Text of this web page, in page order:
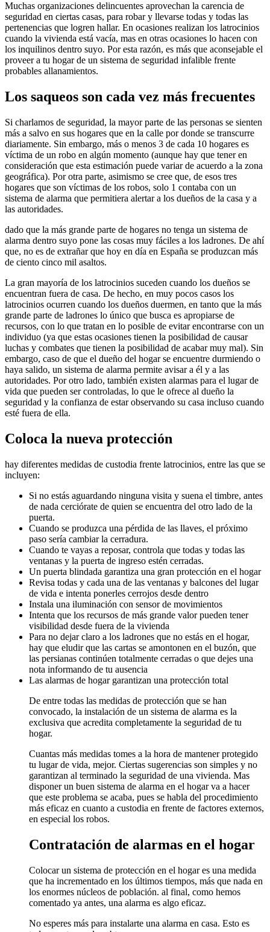
Muchas organizaciones delincuentes aprovechan la carencia de
seguridad en ciertas casas, para robar y llevarse todas y todas las
pertenencias que logren hallar. En ocasiones realizan los latrocinios
cuando la vivienda está vacía, mas en otras ocasiones lo hacen con
los inquilinos dentro suyo. Por esta razón, es más que aconsejable el
proveer a tu hogar de un sistema de seguridad infalible frente
probables allanamientos.
Los saqueos son cada vez más frecuentes
Si charlamos de seguridad, la mayor parte de las personas se sienten
más a salvo en sus hogares que en la calle por donde se transcurre
diariamente. Sin embargo, más o menos 3 de cada 10 hogares es
víctima de un robo en algún momento (aunque hay que tener en
consideración que esta estimación puede variar de acuerdo a la zona
geográfica). Por otra parte, asimismo se cree que, de esos tres
hogares que son víctimas de los robos, solo 1 contaba con un
sistema de alarma que permitiera alertar a los dueños de la casa y a
las autoridades.
dado que la más grande parte de hogares no tenga un sistema de
alarma dentro suyo pone las cosas muy fáciles a los ladrones. De ahí
que, no es de extrañar que hoy en día en España se produzcan más
de ciento cinco mil asaltos.
La gran mayoría de los latrocinios suceden cuando los dueños se
encuentran fuera de casa. De hecho, en muy pocos casos los
latrocinios ocurren cuando los dueños duermen, en tanto que la más
grande parte de ladrones lo único que busca es apropiarse de
recursos, con lo que tratan en lo posible de evitar encontrarse con un
individuo (ya que estas ocasiones tienen la posibilidad de causar
luchas y combates que tienen la posibilidad de acabar muy mal). Sin
embargo, caso de que el dueño del hogar se encuentre durmiendo o
haya salido, un sistema de alarma permite avisar a él y a las
autoridades. Por otro lado, también existen alarmas para el lugar de
vida que pueden ser controladas, lo que le ofrece al dueño la
seguridad y la confianza de estar observando su casa incluso cuando
esté fuera de ella.
Coloca la nueva protección
hay diferentes medidas de custodia frente latrocinios, entre las que se
incluyen:
Si no estás aguardando ninguna visita y suena el timbre, antes
de nada cerciórate de quien se encuentra del otro lado de la
puerta.
Cuando se produzca una pérdida de las llaves, el próximo
paso sería cambiar la cerradura.
Cuando te vayas a reposar, controla que todas y todas las
ventanas y la puerta de ingreso estén cerradas.
Un puerta blindada garantiza una gran protección en el hogar
Revisa todas y cada una de las ventanas y balcones del lugar
de vida e intenta ponerles cerrojos desde dentro
Instala una iluminación con sensor de movimientos
Intenta que los recursos de más grande valor pueden tener
visibilidad desde fuera de la vivienda
Para no dejar claro a los ladrones que no estás en el hogar,
hay que eludir que las cartas se amontonen en el buzón, que
las persianas continúen totalmente cerradas o que dejes una
nota informando de tu ausencia
Las alarmas de hogar garantizan una protección total
De entre todas las medidas de protección que se han
convocado, la instalación de un sistema de alarma es la
exclusiva que acredita completamente la seguridad de tu
hogar.
Cuantas más medidas tomes a la hora de mantener protegido
tu lugar de vida, mejor. Ciertas sugerencias son simples y no
garantizan al terminado la seguridad de una vivienda. Mas
disponer un buen sistema de alarma en el hogar va a hacer
que este problema se acaba, pues se habla del procedimiento
más eficaz en cuanto a custodia en frente de factores externos,
en especial los robos.
Contratación de alarmas en el hogar
Colocar un sistema de protección en el hogar es una medida
que ha incrementado en los últimos tiempos, más que nada en
los enormes núcleos de población. al final, como hemos
comentado ya antes, una alarma es algo eficaz.
No esperes más para instalarte una alarma en casa. Esto es